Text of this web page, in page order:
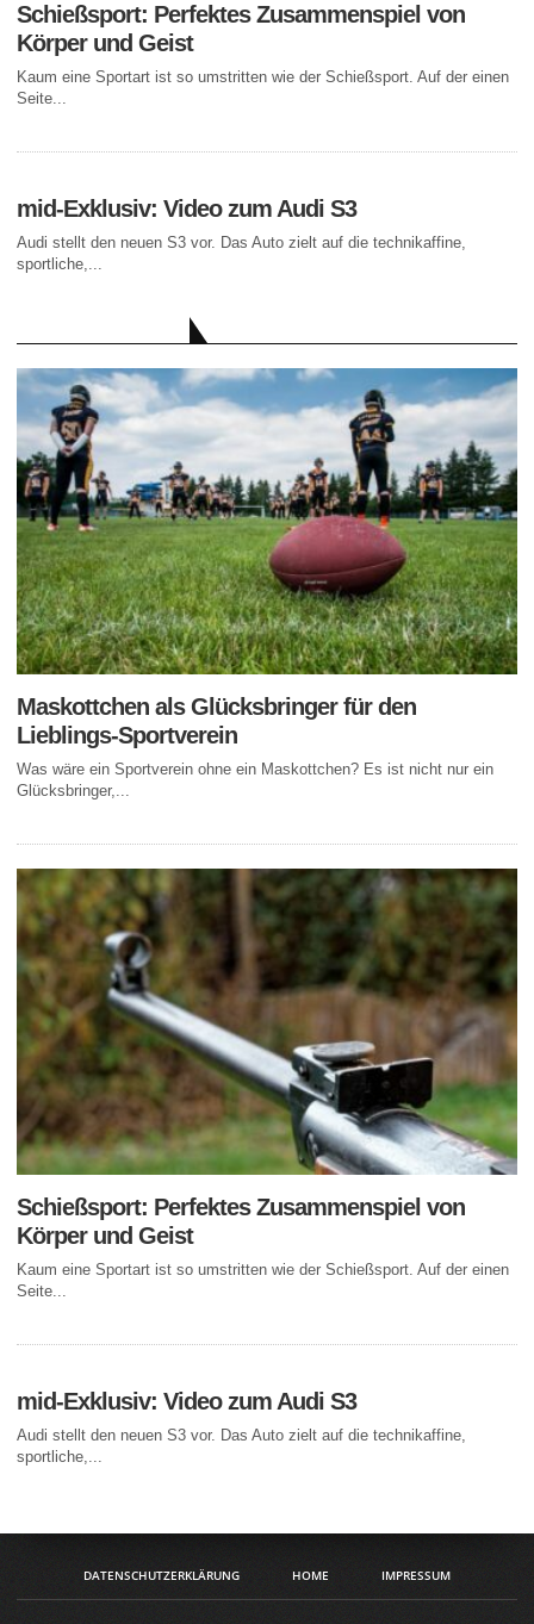
Schießsport: Perfektes Zusammenspiel von
Körper und Geist
Kaum eine Sportart ist so umstritten wie der Schießsport. Auf der einen
Seite...
mid-Exklusiv: Video zum Audi S3
Audi stellt den neuen S3 vor. Das Auto zielt auf die technikaffine,
sportliche,...
Maskottchen als Glücksbringer für den
Lieblings-Sportverein
Was wäre ein Sportverein ohne ein Maskottchen? Es ist nicht nur ein
Glücksbringer,...
Schießsport: Perfektes Zusammenspiel von
Körper und Geist
Kaum eine Sportart ist so umstritten wie der Schießsport. Auf der einen
Seite...
mid-Exklusiv: Video zum Audi S3
Audi stellt den neuen S3 vor. Das Auto zielt auf die technikaffine,
sportliche,...
DATENSCHUTZERKLÄRUNG HOME IMPRESSUM